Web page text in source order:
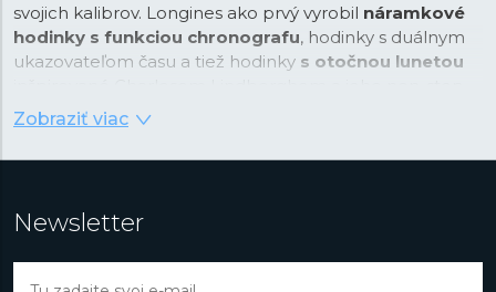
svojich kalibrov. Longines ako prvý vyrobil náramkové
hodinky s funkciou chronografu, hodinky s duálnym
ukazovateľom času a tiež hodinky s otočnou lunetou
preletom cez Atlantický oceán. Počas svojej dlhej
histórie sa značka etablovala v odvetví presného
merania času vo svete športu a v letectve. Značka
Amelie Earhart, oceánológ Jaques Piccard známy
priekopy alebo Albert Einstein, ktorého značka s
Zobraziť viac
Newsletter